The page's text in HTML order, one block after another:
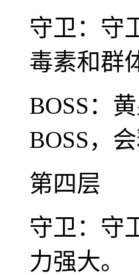
守卫：守
毒素和群
BOSS：
BOSS，
第四层
守卫：守
力强大。